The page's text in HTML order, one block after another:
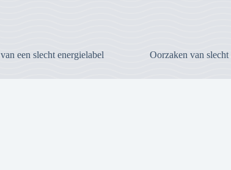
een slecht energielabel Oorzaken van slecht